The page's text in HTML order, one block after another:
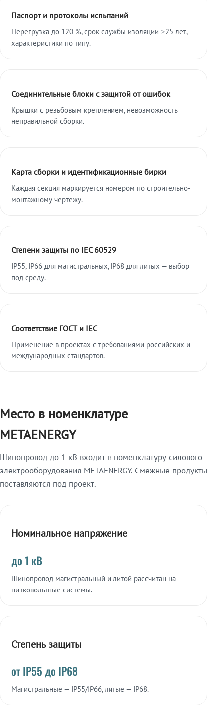
Паспорт и протоколы испытаний
Перегрузка до 120 %, срок службы изоляции ≥25 лет,
характеристики по типу.
Соединительные блоки с защитой от ошибок
Крышки с резьбовым креплением, невозможность
неправильной сборки.
Карта сборки и идентификационные бирки
Каждая секция маркируется номером по строительно-
монтажному чертежу.
Степени защиты по IEC 60529
IP55, IP66 для магистральных, IP68 для литых — выбор
под среду.
Соответствие ГОСТ и IEC
Применение в проектах с требованиями российских и
международных стандартов.
Место в номенклатуре
METAENERGY
Шинопровод до 1 кВ входит в номенклатуру силового
электрооборудования METAENERGY. Смежные продукты
поставляются под проект.
Номинальное напряжение
до 1 кВ
Шинопровод магистральный и литой рассчитан на
низковольтные системы.
Степень защиты
от IP55 до IP68
Магистральные — IP55/IP66, литые — IP68.